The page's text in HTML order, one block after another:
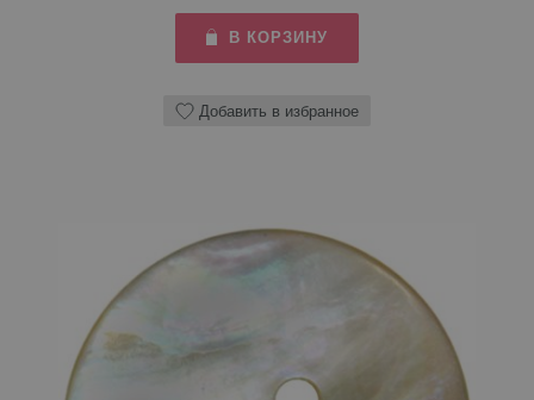
В КОРЗИНУ
Добавить в избранное